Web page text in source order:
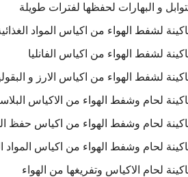
و البهارات لحفظها لفترات طويلة
لشفط الهواء من اكياس المواد
لشفط الهواء من اكياس الفانليا
لشفط الهواء من اكياس الارز و
لحام وشفط الهواء من الاكياس
لحام وشفط الهواء من اكياس حفظ
لحام وشفط الهواء من اكياس المواد
لحام الاكياس وتفريغها من الهواء